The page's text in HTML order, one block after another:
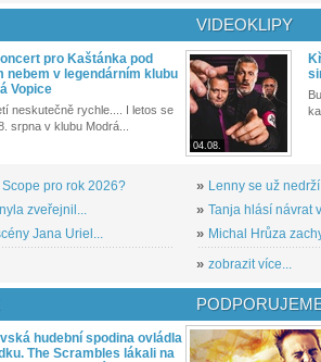
pro Kaštánka pod
nebem v legendárním klubu
Vopice
neskutečně rychle.... I letos se
srpna v klubu Modrá...
pro rok 2026?
zveřejnil...
Jana Uriel...
VIDEOKLIPY
04.08.
» Lenny se už
» Tanja hlásí návrat
» Michal Hrůza
» zobrazit více...
hudební spodina ovládla
The Scrambles lákali na